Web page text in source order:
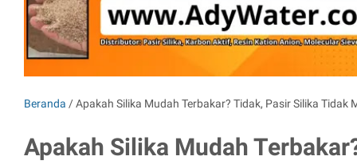
Beranda /Apakah Silika Mudah Terbakar? Tidak, Pasir Silika Tidak
Apakah Silika Mudah